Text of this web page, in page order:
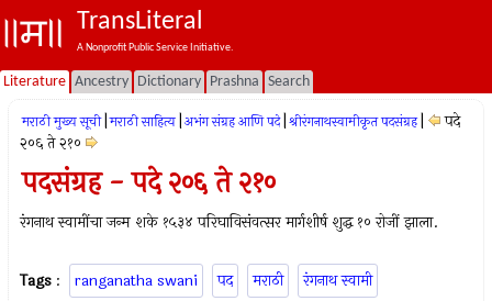
TransLiteral
A Nonprofit Public Service Initiative.
Literature Ancestry Dictionary Prashna Search
मराठी मुख्य सूची मराठी साहित्य अभंग संग्रह आणि पदे श्रीरंगनाथस्वामीकृत पदसंग्रह
पदे
२०६ ते २१०
पदसंग्रह - पदे २०६ ते २१०
रंगनाथ स्वामींचा जन्म शके १५३४ परिघाविसंवत्सर मार्गशीर्ष शुद्ध १० रोजीं झाला.
Tags : ranganatha swani पद मराठी रंगनाथ स्वामी